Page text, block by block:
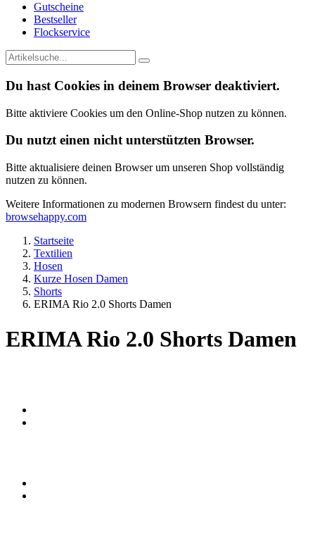
Gutscheine
Bestseller
Flockservice
Du hast Cookies in deinem Browser deaktiviert.
Bitte aktiviere Cookies um den Online-Shop nutzen zu können.
Du nutzt einen nicht unterstützten Browser.
Bitte aktualisiere deinen Browser um unseren Shop vollständig
nutzen zu können.
Weitere Informationen zu modernen Browsern findest du unter:
browsehappy.com
Startseite
Textilien
Hosen
Kurze Hosen Damen
Shorts
ERIMA Rio 2.0 Shorts Damen
ERIMA Rio 2.0 Shorts Damen